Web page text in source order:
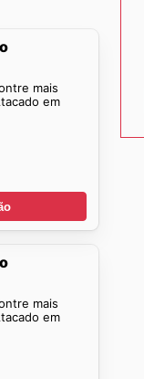
mais
em
mais
em